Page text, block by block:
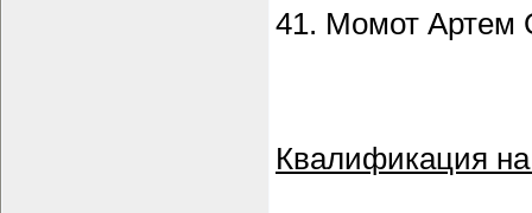
41. Момот Артем
Квалификация на